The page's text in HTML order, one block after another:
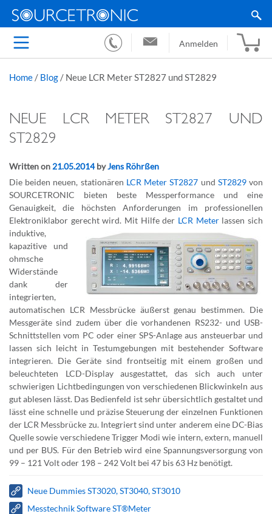
Anmelden
Home / Blog / Neue LCR Meter ST2827 und ST2829
NEUE LCR METER ST2827 UND
ST2829
Written on 21.05.2014byJens Röhrßen
Die beiden neuen, stationären LCR Meter ST2827 und ST2829von
SOURCETRONIC bieten beste Messperformance und eine
Genauigkeit, die höchsten Anforderungen im professionellen
Elektroniklabor gerecht wird. Mit Hilfe der LCR Meterlassen sich
induktive,
kapazitive und
ohmsche
Widerstände
dank der
integrierten,
automatischen LCR Messbrücke äußerst genau bestimmen. Die
Messgeräte sind zudem über die vorhandenen RS232- und USB-
Schnittstellen vom PC oder einer SPS-Anlage aus ansteuerbar und
lassen sich leicht in Testumgebungen mit bestehender Software
integrieren. Die Geräte sind frontseitig mit einem großen und
beleuchteten LCD-Display ausgestattet, das sich auch unter
schwierigen Lichtbedingungen von verschiedenen Blickwinkeln aus
gut ablesen lässt. Das Bedienfeld ist sehr übersichtlich gestaltet und
lässt eine schnelle und präzise Steuerung der einzelnen Funktionen
der LCR Messbrücke zu. Integriert sind unter anderem eine DC-Bias
Quelle sowie verschiedene Trigger Modi wie intern, extern, manuell
und per BUS. Für den Betrieb wird eine Spannungsversorgung von
99 – 121 Volt oder 198 – 242 Volt bei 47 bis 63 Hz benötigt.
Neue Dummies ST3020, ST3040, ST3010
Messtechnik Software ST®Meter